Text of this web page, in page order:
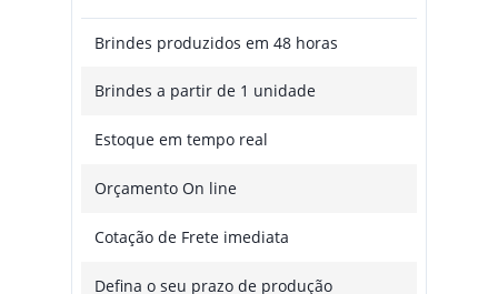
Brindes produzidos em 48 horas
Brindes a partir de 1 unidade
Estoque em tempo real
Orçamento On line
Cotação de Frete imediata
Defina o seu prazo de produção